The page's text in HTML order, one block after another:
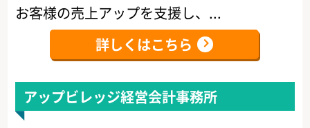
お客様の売上アップを支援し、...
詳しくはこちら
アップビレッジ経営会計事務所